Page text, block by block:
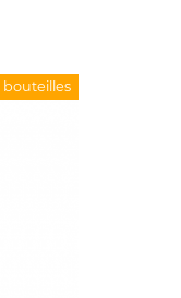
bouteilles